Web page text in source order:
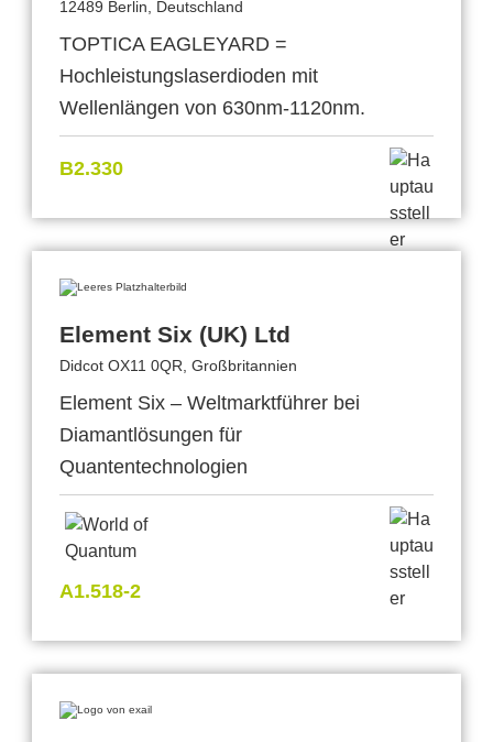
12489 Berlin, Deutschland
TOPTICA EAGLEYARD =
Hochleistungslaserdioden mit
Wellenlängen von 630nm-1120nm.
B2.330
Element Six (UK) Ltd
Didcot OX11 0QR, Großbritannien
Element Six – Weltmarktführer bei
Diamantlösungen für
Quantentechnologien
A1.518-2